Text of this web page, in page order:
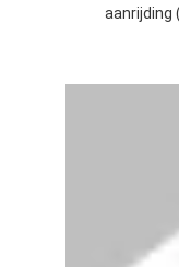
aanrijding